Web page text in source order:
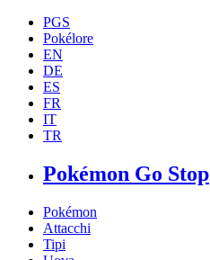
PGS
Pokélore
EN
DE
ES
FR
IT
TR
Pokémon Go Stop
Pokémon
Attacchi
Tipi